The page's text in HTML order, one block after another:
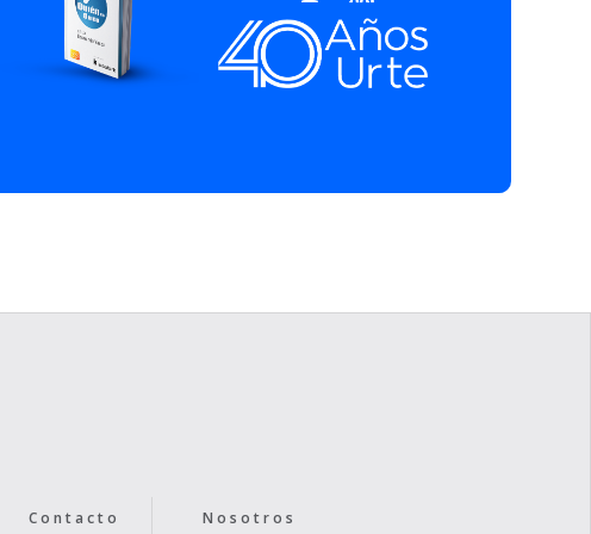
Contacto Nosotros